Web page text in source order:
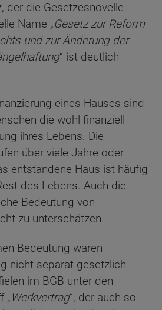
der die Gesetzesnovelle
Name „Gesetz zur Reform
und zur Änderung der
“ ist deutlich
eines Hauses sind
die wohl finanziell
ihres Lebens. Die
über viele Jahre oder
entstandene Haus ist häufig
des Lebens. Auch die
Bedeutung von
zu unterschätzen.
Bedeutung waren
nicht separat gesetzlich
im BGB unter den
„ Werkvertrag“, der auch so